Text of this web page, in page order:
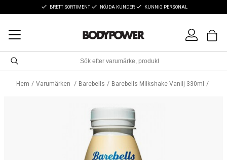
BRETT SORTIMENT NÖJDA KUNDER KUNNIG PERSONAL
Hem Varumärken Barebells Barebells Milkshake Vanilj 330ml